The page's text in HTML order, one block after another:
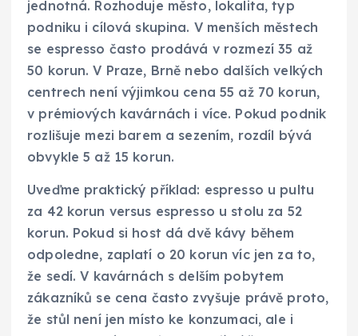
jednotná. Rozhoduje město, lokalita, typ
podniku i cílová skupina. V menších městech
se espresso často prodává v rozmezí 35 až
50 korun. V Praze, Brně nebo dalších velkých
centrech není výjimkou cena 55 až 70 korun,
v prémiových kavárnách i více. Pokud podnik
rozlišuje mezi barem a sezením, rozdíl bývá
obvykle 5 až 15 korun.
Uveďme praktický příklad: espresso u pultu
za 42 korun versus espresso u stolu za 52
korun. Pokud si host dá dvě kávy během
odpoledne, zaplatí o 20 korun víc jen za to,
že sedí. V kavárnách s delším pobytem
zákazníků se cena často zvyšuje právě proto,
že stůl není jen místo ke konzumaci, ale i